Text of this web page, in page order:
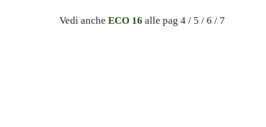
Vedi anche ECO 16 alle pag 4 / 5 / 6 / 7